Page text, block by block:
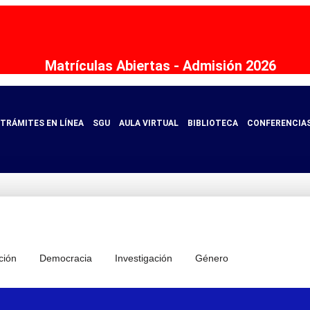
Matrículas Abiertas - Admisión 2026
TRÁMITES EN LÍNEA SGU AULA VIRTUAL BIBLIOTECA
Democracia Investigación Género